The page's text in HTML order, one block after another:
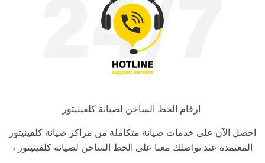
ارقام الخط الساخن لصيانة كلفينيتور
احصل الآن على خدمات صيانة متكاملة من مراكز صيانة كلفينيتور
المعتمدة عند تواصلك معنا على الخط الساخن لصيانة كلفينيتور ،